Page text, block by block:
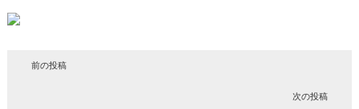
前の投稿
次の投稿